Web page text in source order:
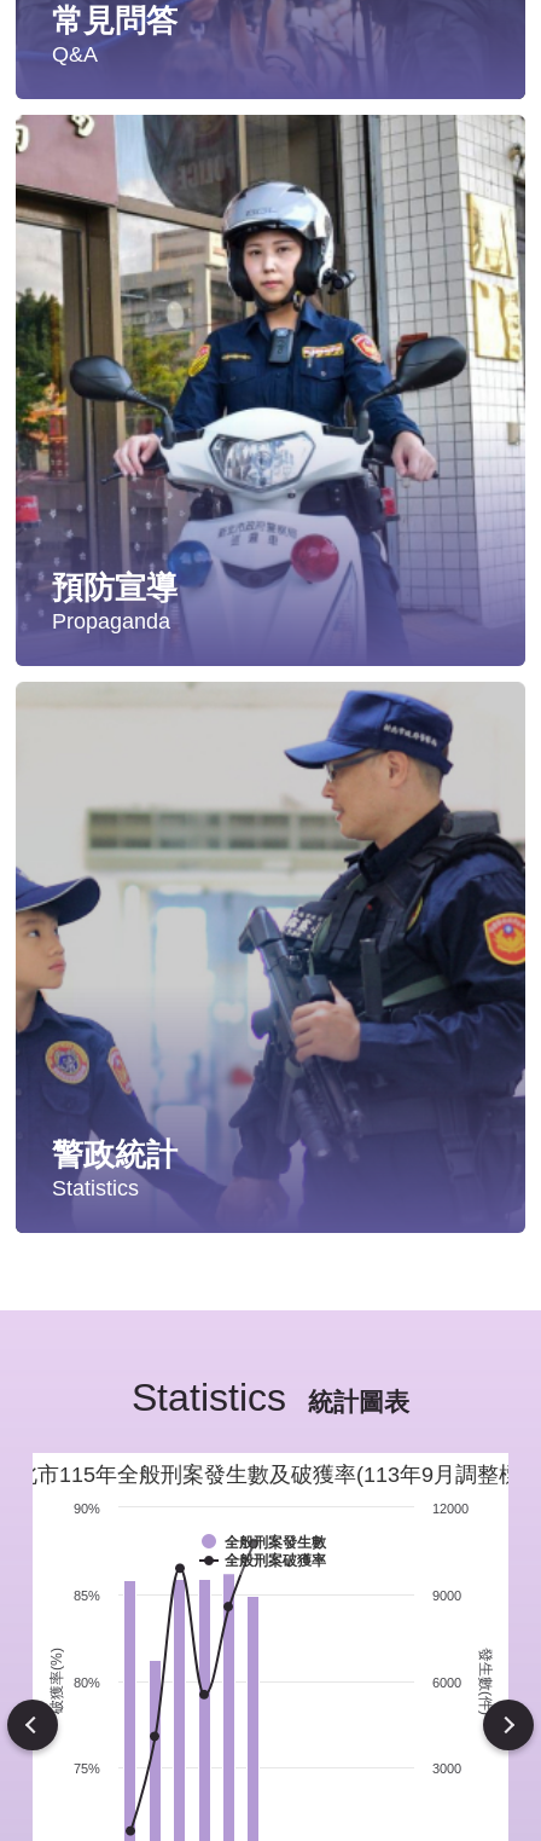
常見問答
Q&A
遭受性侵害時，可向哪些單位求助？
發生性侵害案件後，我可以請社工陪同嗎?
發生性侵害案件後，我需要去驗傷嗎?
遇到性騷擾案件之處理？
當你遭受到家庭暴力時該如何處理？
如何執行家庭暴力加害人訪查、訪查對象及期間為何?
預防宣導
Propaganda
影音專區
交通安全
警政統計
Statistics
新北市重要警政統計指標
警政性別統計
警政統計通報
警政統計懶人包
Statistics 統計圖表
破獲率(%) 發生數(件)
北市115年全般刑案發生數及破獲率(113年9月調整標
全般刑案發生數
全般刑案破獲率
75%
80%
85%
90%
3000
6000
9000
12000